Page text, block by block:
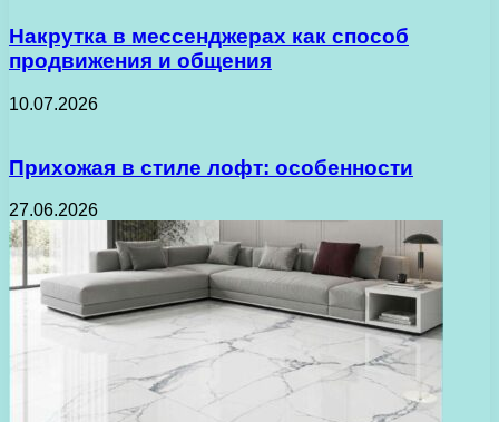
Накрутка в мессенджерах как способ
продвижения и общения
10.07.2026
Прихожая в стиле лофт: особенности
27.06.2026